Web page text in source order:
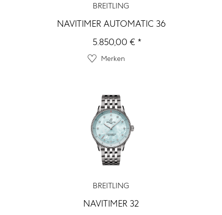
BREITLING
NAVITIMER AUTOMATIC 36
5.850,00 € *
Merken
BREITLING
NAVITIMER 32